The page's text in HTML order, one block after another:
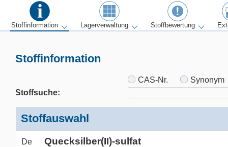
Stoffinformation Lagerverwaltung Stoffbewertung
Stoffinformation
CAS-Nr.
Synonym
Stoffsuche:
Stoffauswahl
De Quecksilber(II)-sulfat